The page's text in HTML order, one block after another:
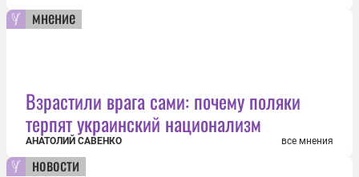
мнение
Взрастили врага сами: почему поляки
терпят украинский национализм
АНАТОЛИЙ САВЕНКО все мнения
новости